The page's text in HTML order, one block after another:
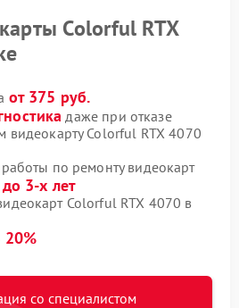
Colorful RTX
от 375 руб.
даже при отказе
видеокарту Colorful RTX 4070
по ремонту видеокарт
до 3-х лет
Colorful RTX 4070 в
20%
со специалистом